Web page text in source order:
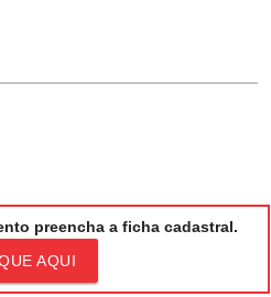
preencha a ficha cadastral.
AQUI